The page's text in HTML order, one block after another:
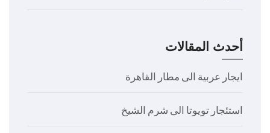
أحدث المقالات
ايجار عربية الى مطار القاهرة
استئجار تويوتا الى شرم الشيخ